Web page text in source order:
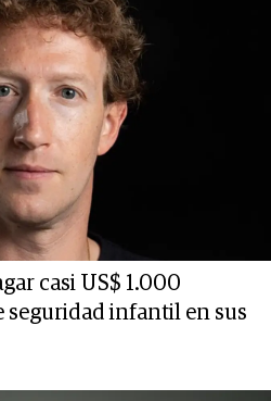
casi US$ 1.000
seguridad infantil en sus